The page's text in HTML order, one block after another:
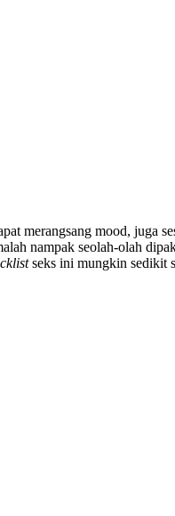
merangsang mood, juga
nampak seolah-olah
seks ini mungkin sedikit